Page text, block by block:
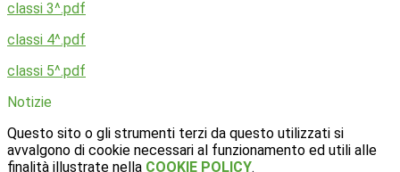
classi 3^.pdf
classi 4^.pdf
classi 5^.pdf
Notizie
Questo sito o gli strumenti terzi da questo utilizzati si
avvalgono di cookie necessari al funzionamento ed utili alle
finalità illustrate nella COOKIE POLICY.